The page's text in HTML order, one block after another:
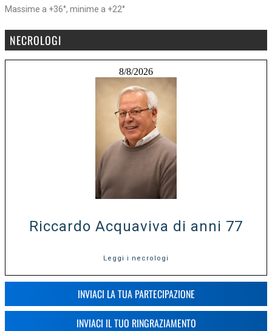
Massime a +36°, minime a +22°
NECROLOGI
8/8/2026
Riccardo Acquaviva di anni 77
Leggi i necrologi
INVIACI LA TUA PARTECIPAZIONE
INVIACI IL TUO RINGRAZIAMENTO